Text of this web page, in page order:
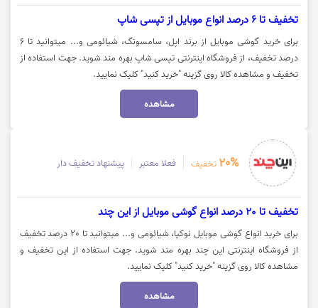
تخفیف تا 6 درصد انواع موبایل از تپسی شاپ
برای خرید گوشی موبایل از برند اپل، سامسونگ، شیائومی و... میتوانید تا 6
درصد تخفیف، از فروشگاه اینترنتی تپسی شاپ بهره مند شوید. جهت استفاده از
تخفیف و مشاهده کالا روی گزینه "خرید کنید" کلیک نمایید.
مشاهده
20% تخفیف فعلا معتبر پیشنهاد تخفیف دار
تخفیف تا 20 درصد انواع گوشی موبایل از این چند
برای خرید انواع گوشی موبایل نوکیا، شیائومی و... میتوانید تا 20 درصد تخفیف
از فروشگاه اینترنتی این چند بهره مند شوید. جهت استفاده از این تخفیف و
مشاهده کالا روی گزینه "خرید کنید" کلیک نمایید.
مشاهده